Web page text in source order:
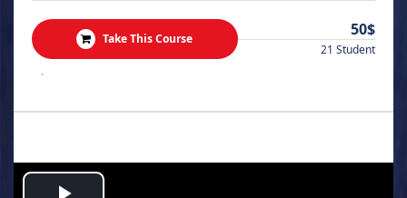
Take This Course 50$
21 Student
.